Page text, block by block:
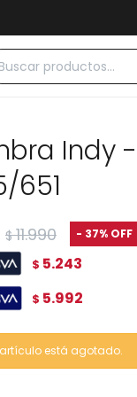
Indy
651
$ 11.990 37
$ 5.243
$ 5.992
artículo está agotado.